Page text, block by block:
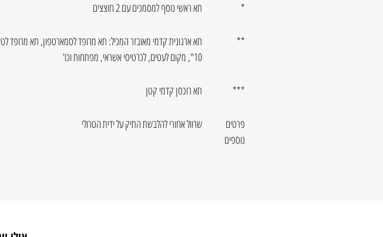
* תא ראשי נוסף למסמכים עם 2 חוצצים
**
תא ארגונית קדמי מאובזר המכיל: תא מרופד לסמארטפון, תא מרופד
10", מקום לעטים, לכרטיסי אשראי, מפתחות וכו'
*** תא רוכסן קדמי קטן
פרטים
נוספים
שרוול אחורי להלבשת התיק על ידית הטרולי